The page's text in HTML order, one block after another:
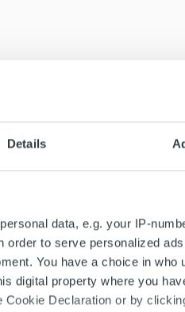
Details
data, e.g. your IP-
to serve personalized
You have a choice in
digital property where you
Declaration or by